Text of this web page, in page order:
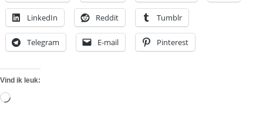
LinkedIn Reddit Tumblr
Telegram E-mail Pinterest
Vind ik leuk:
Aan